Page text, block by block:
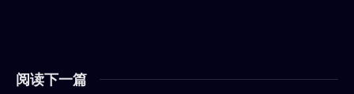
阅读下一篇